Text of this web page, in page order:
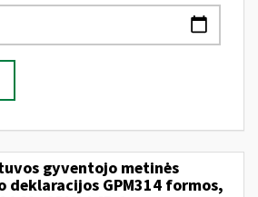
gyventojo metinės
deklaracijos GPM314 formos,